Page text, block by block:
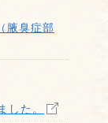
腋臭症部
した。